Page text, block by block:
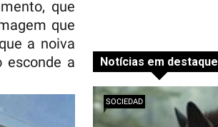
que
que
a noiva
esconde a
Notícias em destaque
SOCIEDAD